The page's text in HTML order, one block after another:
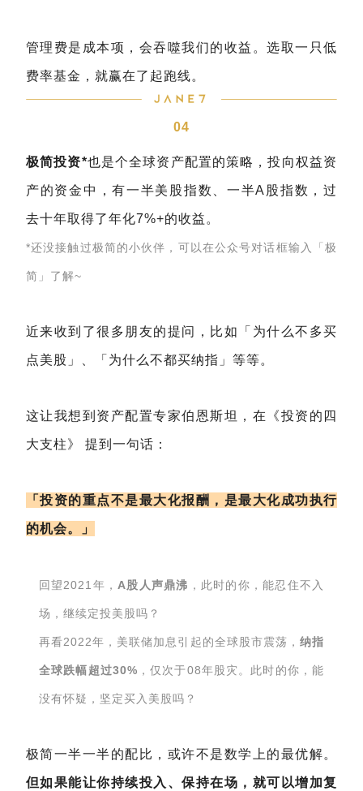
管理费是成本项，会吞噬我们的收益。选取一只低
费率基金，就赢在了起跑线。
04
极简投资*也是个全球资产配置的策略，投向权益资
产的资金中，有一半美股指数、一半A股指数，过
去十年取得了年化7%+的收益。
*还没接触过极简的小伙伴，可以在公众号对话框输入「极
简」了解~
近来收到了很多朋友的提问，比如「为什么不多买
点美股」、「为什么不都买纳指」等等。
这让我想到资产配置专家伯恩斯坦，在《投资的四
大支柱》 提到一句话：
「投资的重点不是最大化报酬，是最大化成功执行
的机会。」
回望2021年， A股人声鼎沸 ，此时的你，能忍住不入
场，继续定投美股吗？
再看2022年，美联储加息引起的全球股市震荡， 纳指
全球跌幅超过30% ，仅次于08年股灾。此时的你，能
没有怀疑，坚定买入美股吗？
极简一半一半的配比，或许不是数学上的最优解。
但如果能让你持续投入、保持在场，就可以增加复